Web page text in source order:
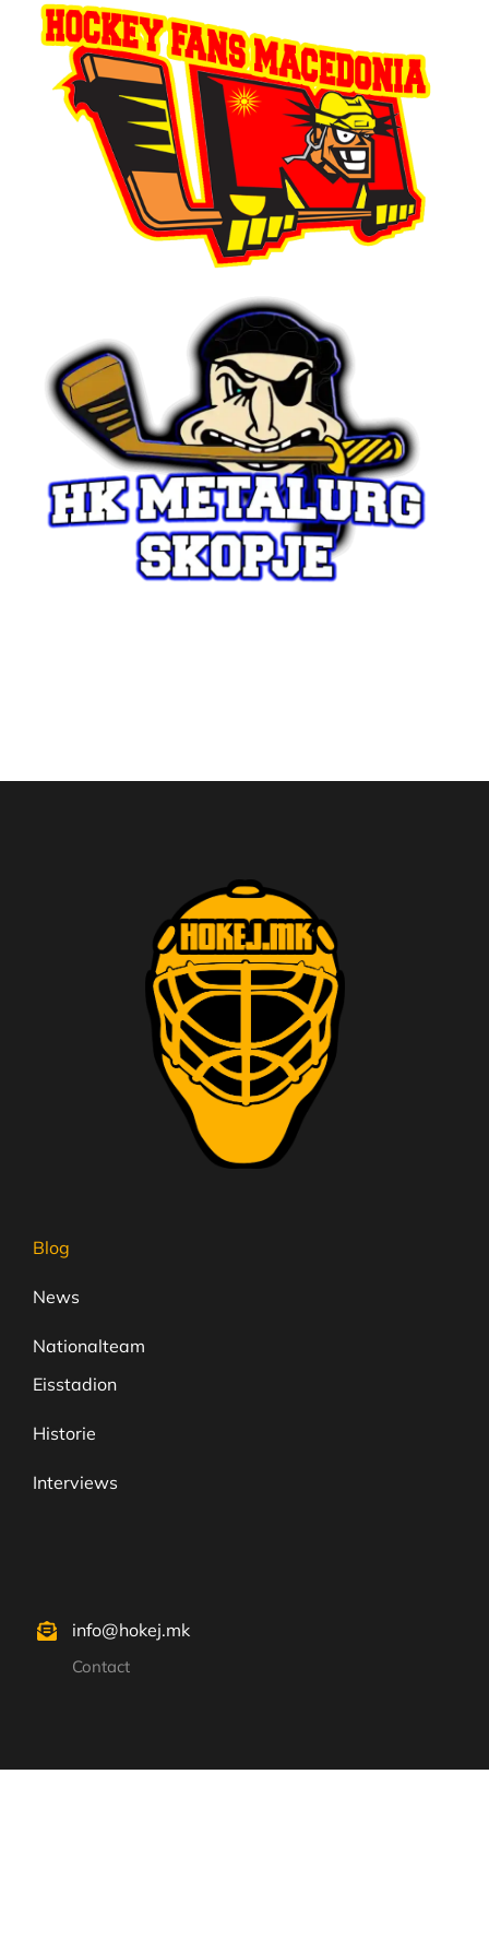
Blog
News
Nationalteam
Eisstadion
Historie
Interviews
info@hokej.mk
Contact